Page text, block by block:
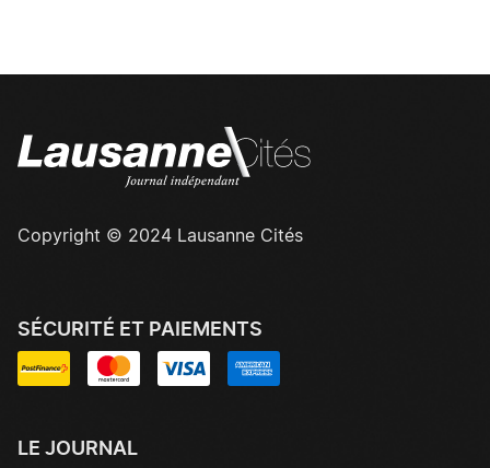
Copyright © 2024 Lausanne Cités
SÉCURITÉ ET PAIEMENTS
LE JOURNAL